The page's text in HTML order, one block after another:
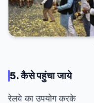
5. कैसे पहुंचा जाये
रेलवे का उपयोग करके